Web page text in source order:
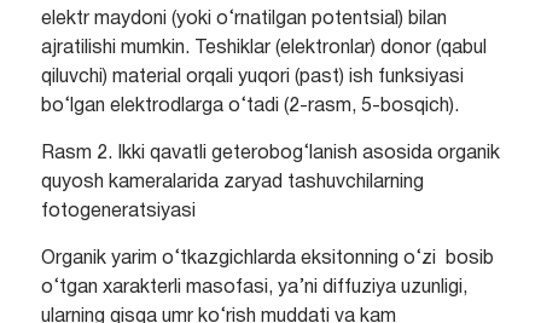
elektr maydoni (yoki o‘rnatilgan potentsial) bilan
ajratilishi mumkin. Teshiklar (elektronlar) donor (qabul
qiluvchi) material orqali yuqori (past) ish funksiyasi
bo‘lgan elektrodlarga o‘tadi (2-rasm, 5-bosqich).
Rasm 2. Ikki qavatli geterobog‘lanish asosida organik
quyosh kameralarida zaryad tashuvchilarning
fotogeneratsiyasi
Organik yarim o‘tkazgichlarda eksitonning o‘zi bosib
o‘tgan xarakterli masofasi, ya’ni diffuziya uzunligi,
ularning qisqa umr ko‘rish muddati va kam